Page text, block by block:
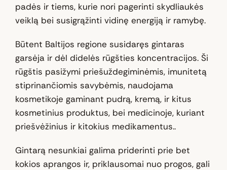
padės ir tiems, kurie nori pagerinti skydliaukės
veiklą bei susigrąžinti vidinę energiją ir ramybę.
Būtent Baltijos regione susidaręs gintaras
garsėja ir dėl didelės rūgšties koncentracijos. Ši
rūgštis pasižymi priešuždegiminėmis, imunitetą
stiprinančiomis savybėmis, naudojama
kosmetikoje gaminant pudrą, kremą, ir kitus
kosmetinius produktus, bei medicinoje, kuriant
priešvėžinius ir kitokius medikamentus..
Gintarą nesunkiai galima priderinti prie bet
kokios aprangos ir, priklausomai nuo progos, gali